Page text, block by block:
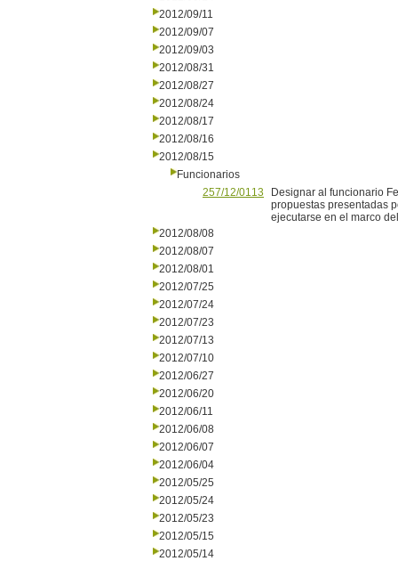
2012/09/11
2012/09/07
2012/09/03
2012/08/31
2012/08/27
2012/08/24
2012/08/17
2012/08/16
2012/08/15
Funcionarios
257/12/0113
Designar al funcionario
propuestas presentadas
ejecutarse en el marco
2012/08/08
2012/08/07
2012/08/01
2012/07/25
2012/07/24
2012/07/23
2012/07/13
2012/07/10
2012/06/27
2012/06/20
2012/06/11
2012/06/08
2012/06/07
2012/06/04
2012/05/25
2012/05/24
2012/05/23
2012/05/15
2012/05/14